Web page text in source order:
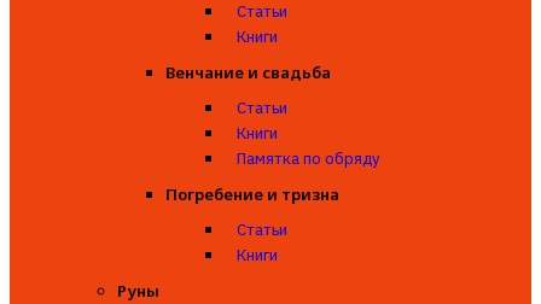
Статьи
Книги
Венчание и свадьба
Статьи
Книги
Памятка по обряду
Погребение и тризна
Статьи
Книги
Руны